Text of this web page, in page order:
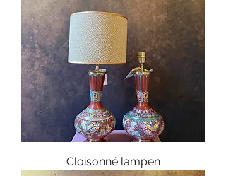
Cloisonné lampen